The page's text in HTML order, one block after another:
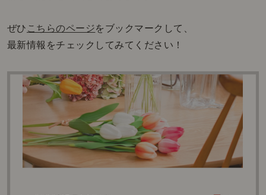
ぜひ こちらのページをブックマークして、
最新情報をチェックしてみてください！